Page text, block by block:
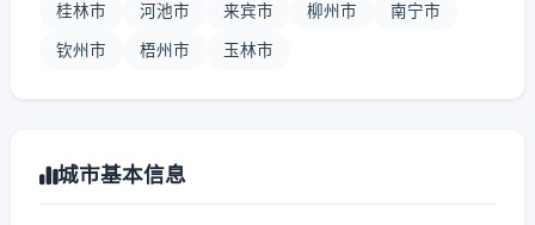
桂林市 河池市 来宾市 柳州市 南宁市
钦州市 梧州市 玉林市
城市基本信息